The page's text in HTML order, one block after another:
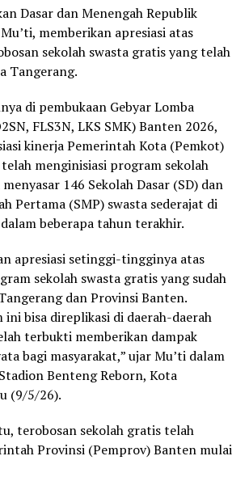
Dasar dan Menengah Republik
memberikan apresiasi atas
sekolah swasta gratis yang telah
Tangerang.
di pembukaan Gebyar Lomba
FLS3N, LKS SMK) Banten 2026,
kinerja Pemerintah Kota (Pemkot)
menginisiasi program sekolah
146 Sekolah Dasar (SD) dan
Pertama (SMP) swasta sederajat di
beberapa tahun terakhir.
apresiasi setinggi-tingginya atas
sekolah swasta gratis yang sudah
dan Provinsi Banten.
ini bisa direplikasi di daerah-daerah
terbukti memberikan dampak
bagi masyarakat,” ujar Mu’ti dalam
Benteng Reborn, Kota
(9/5/26).
terobosan sekolah gratis telah
Provinsi (Pemprov) Banten mulai